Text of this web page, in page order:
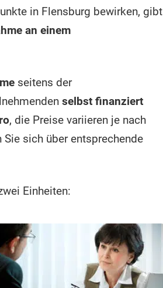
in Flensburg bewirken, gibt
an einem
seitens der
selbst finanziert
, die Preise variieren je nach
Sie sich über entsprechende
Einheiten: